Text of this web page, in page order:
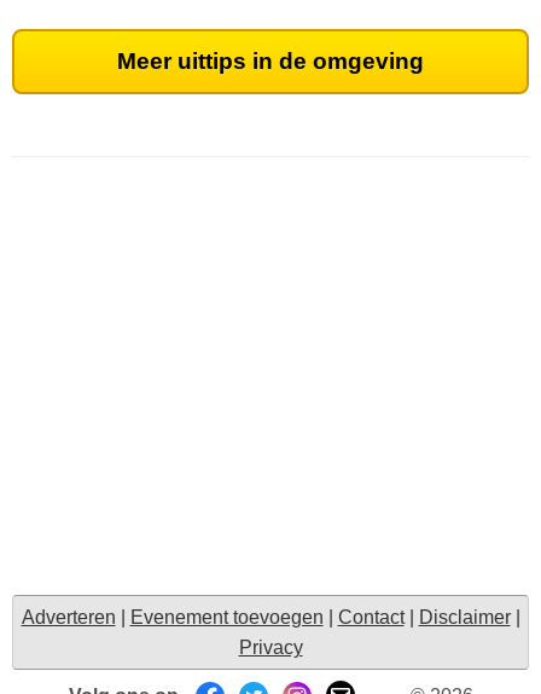
Meer uittips in de omgeving
Adverteren Evenement toevoegen Contact| Disclaimer|
Privacy